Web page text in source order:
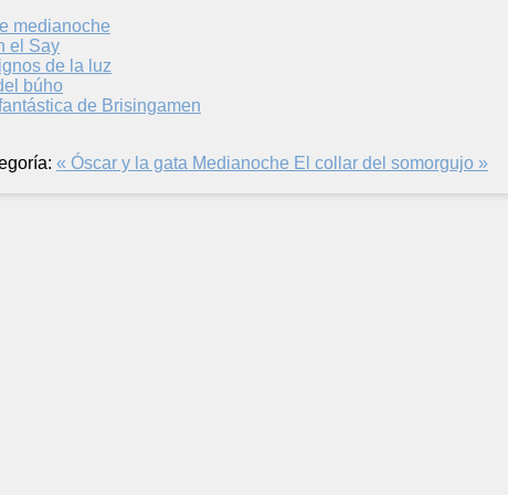
medianoche
el Say
de la luz
búho
de Brisingamen
« Óscar y la gata Medianoche El collar del somorgujo »